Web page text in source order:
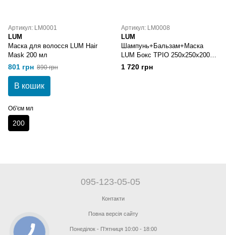
Артикул: LM0001
LUM
Маска для волосся LUM Hair
Mask 200 мл
801 грн 890 грн
В кошик
Об'єм мл
200
Артикул: LM0008
LUM
Шампунь+Бальзам+Маска
LUM Бокс ТРІО 250х250х200
мл
1 720 грн
095-123-05-05
Контакти
Повна версія сайту
Понеділок - П'ятниця 10:00 - 18:00